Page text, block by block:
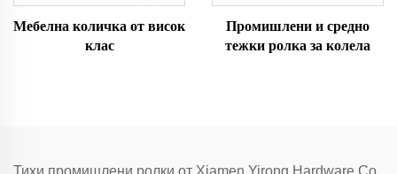
Мебелна количка от висок
клас
Промишлени и средно
тежки ролка за колела
Тихи промишлени ролки от Xiamen Yirong Hardware Co.,